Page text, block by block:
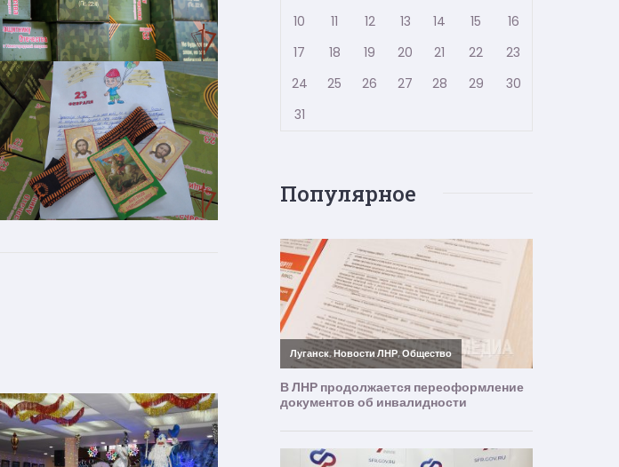
10
11 12 13 14 15
16
17
18 19 20 21 22
23
24
25 26 27 28 29
30
31
Популярное